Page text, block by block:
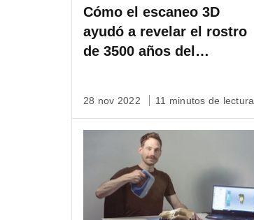
Cómo el escaneo 3D
ayudó a revelar el rostro
de 3500 años del
28 nov 2022 11 minutos de lectura